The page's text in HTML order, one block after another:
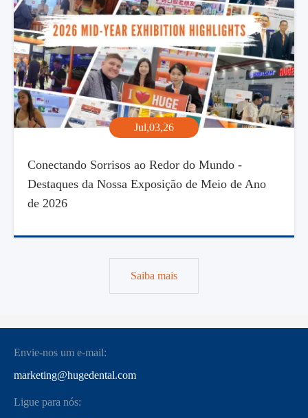
Jul,03,26
Conectando Sorrisos ao Redor do Mundo -
Destaques da Nossa Exposição de Meio de Ano
de 2026
Saiba mais
Envie-nos um e-mail:
marketing@hugedental.com
Ligue para nós: